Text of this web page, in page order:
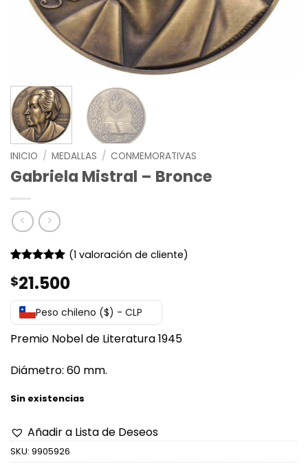
INICIO / MEDALLAS / CONMEMORATIVAS
Gabriela Mistral – Bronce
con
de 5
en base a
valoración
de un
cliente
(1 valoración de cliente)
$21.500
Peso chileno ($) - CLP
Premio Nobel de Literatura 1945
Diámetro: 60 mm.
Sin existencias
Añadir a Lista de Deseos
SKU: 9905926